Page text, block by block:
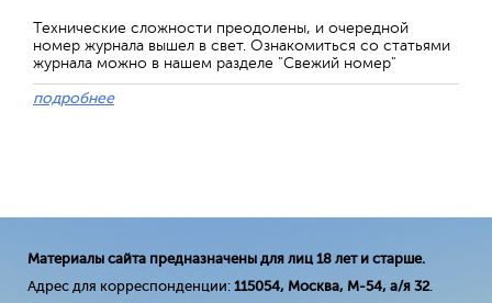
Технические сложности преодолены, и очередной
номер журнала вышел в свет. Ознакомиться со статьями
журнала можно в нашем разделе "Свежий номер"
подробнее
Материалы сайта предназначены для лиц 18 лет и старше.
Адрес для корреспонденции: 115054, Москва, М-54, а/я 32.